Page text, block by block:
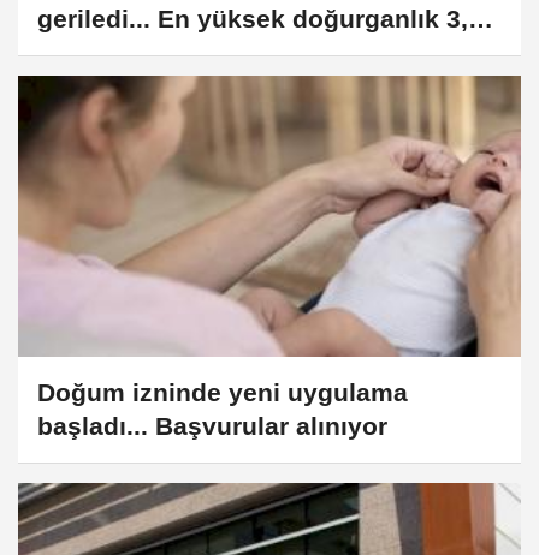
geriledi... En yüksek doğurganlık 3,15
çocuk ile Şanlıurfa oldu
Doğum izninde yeni uygulama
başladı... Başvurular alınıyor